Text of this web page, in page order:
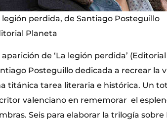
legión perdida, de Santiago Posteguillo
Planeta
aparición de ‘La legión perdida’
Posteguillo dedicada a recrear la
titánica tarea literaria e histórica. Un
valenciano en rememorar el
Seis para elaborar la trilogía